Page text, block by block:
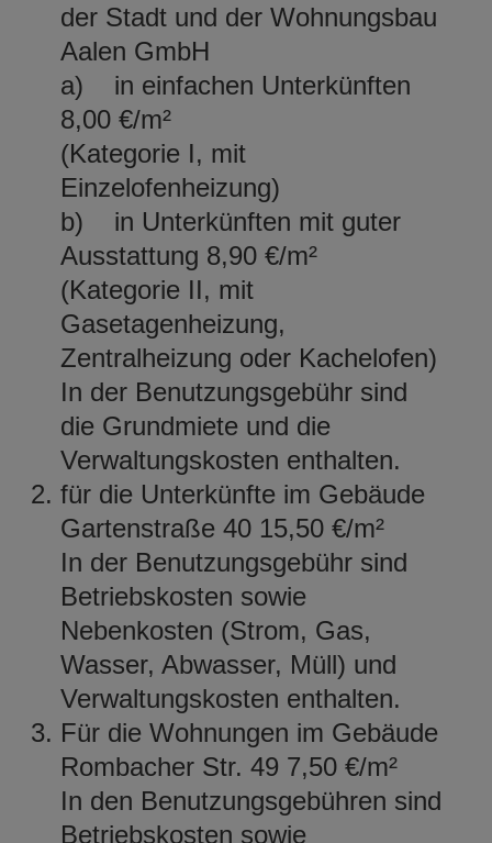
der Stadt und der Wohnungsbau
Aalen GmbH
a) in einfachen Unterkünften
8,00 €/m²
(Kategorie I, mit
Einzelofenheizung)
b) in Unterkünften mit guter
Ausstattung 8,90 €/m²
(Kategorie II, mit
Gasetagenheizung,
Zentralheizung oder Kachelofen)
In der Benutzungsgebühr sind
die Grundmiete und die
Verwaltungskosten enthalten.
für die Unterkünfte im Gebäude
Gartenstraße 40 15,50 €/m²
In der Benutzungsgebühr sind
Betriebskosten sowie
Nebenkosten (Strom, Gas,
Wasser, Abwasser, Müll) und
Verwaltungskosten enthalten.
Für die Wohnungen im Gebäude
Rombacher Str. 49 7,50 €/m²
In den Benutzungsgebühren sind
Betriebskosten sowie